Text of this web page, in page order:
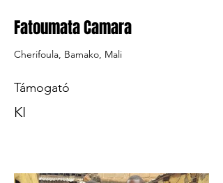
Fatoumata Camara
Cherifoula, Bamako, Mali
Támogató
KI